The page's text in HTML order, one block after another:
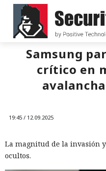
Samsung
crítico en
19:45 / 12.09.2025
La magnitud de la invasión
ocultos.